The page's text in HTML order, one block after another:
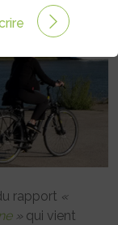
rapport «
» qui vient